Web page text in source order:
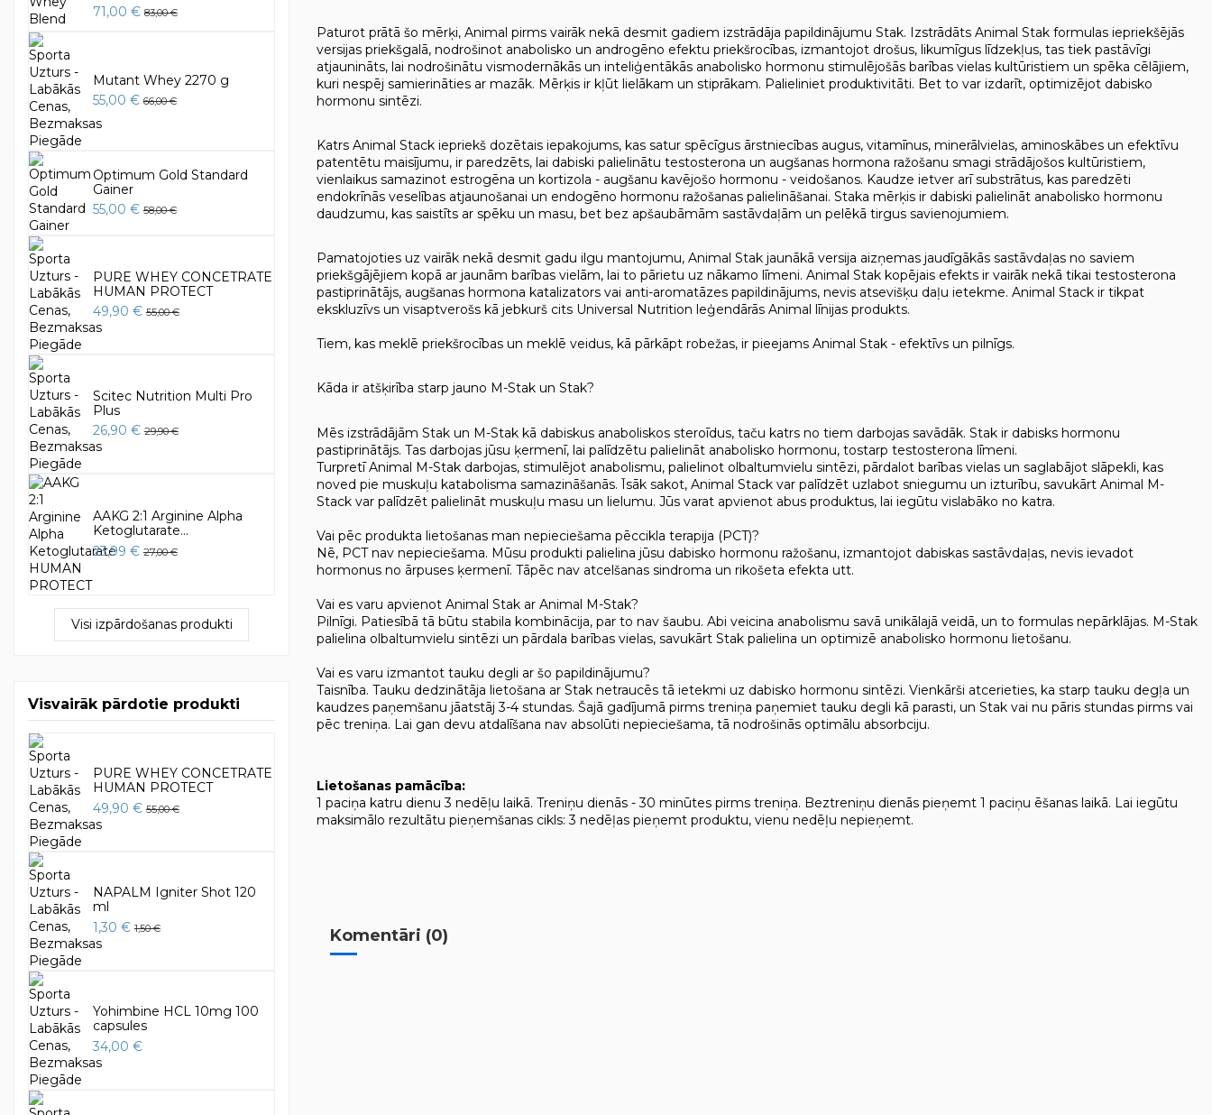
Paturot prātā šo mērķi, Animal pirms vairāk nekā desmit gadiem izstrādāja papildinājumu Stak. Izstrādāts Animal Stak formulas iepriekšējās
versijas priekšgalā, nodrošinot anabolisko un androgēno efektu priekšrocības, izmantojot drošus, likumīgus līdzekļus, tas tiek pastāvīgi
atjaunināts, lai nodrošinātu vismodernākās un inteliģentākās anabolisko hormonu stimulējošās barības vielas kultūristiem un spēka cēlājiem,
kuri nespēj samierināties ar mazāk. Mērķis ir kļūt lielākam un stiprākam. Palieliniet produktivitāti. Bet to var izdarīt, optimizējot dabisko
hormonu sintēzi.
Katrs Animal Stack iepriekš dozētais iepakojums, kas satur spēcīgus ārstniecības augus, vitamīnus, minerālvielas, aminoskābes un efektīvu
patentētu maisījumu, ir paredzēts, lai dabiski palielinātu testosterona un augšanas hormona ražošanu smagi strādājošos kultūristiem,
vienlaikus samazinot estrogēna un kortizola - augšanu kavējošo hormonu - veidošanos. Kaudze ietver arī substrātus, kas paredzēti
endokrīnās veselības atjaunošanai un endogēno hormonu ražošanas palielināšanai. Staka mērķis ir dabiski palielināt anabolisko hormonu
daudzumu, kas saistīts ar spēku un masu, bet bez apšaubāmām sastāvdaļām un pelēkā tirgus savienojumiem.
Pamatojoties uz vairāk nekā desmit gadu ilgu mantojumu, Animal Stak jaunākā versija aizņemas jaudīgākās sastāvdaļas no saviem
priekšgājējiem kopā ar jaunām barības vielām, lai to pārietu uz nākamo līmeni. Animal Stak kopējais efekts ir vairāk nekā tikai testosterona
pastiprinātājs, augšanas hormona katalizators vai anti-aromatāzes papildinājums, nevis atsevišķu daļu ietekme. Animal Stack ir tikpat
ekskluzīvs un visaptverošs kā jebkurš cits Universal Nutrition leģendārās Animal līnijas produkts.
Tiem, kas meklē priekšrocības un meklē veidus, kā pārkāpt robežas, ir pieejams Animal Stak - efektīvs un pilnīgs.
Kāda ir atšķirība starp jauno M-Stak un Stak?
Mēs izstrādājām Stak un M-Stak kā dabiskus anaboliskos steroīdus, taču katrs no tiem darbojas savādāk. Stak ir dabisks hormonu
pastiprinātājs. Tas darbojas jūsu ķermenī, lai palīdzētu palielināt anabolisko hormonu, tostarp testosterona līmeni.
Turpretī Animal M-Stak darbojas, stimulējot anabolismu, palielinot olbaltumvielu sintēzi, pārdalot barības vielas un saglabājot slāpekli, kas
noved pie muskuļu katabolisma samazināšanās. Īsāk sakot, Animal Stack var palīdzēt uzlabot sniegumu un izturību, savukārt Animal M-
Stack var palīdzēt palielināt muskuļu masu un lielumu. Jūs varat apvienot abus produktus, lai iegūtu vislabāko no katra.
Vai pēc produkta lietošanas man nepieciešama pēccikla terapija (PCT)?
Nē, PCT nav nepieciešama. Mūsu produkti palielina jūsu dabisko hormonu ražošanu, izmantojot dabiskas sastāvdaļas, nevis ievadot
hormonus no ārpuses ķermenī. Tāpēc nav atcelšanas sindroma un rikošeta efekta utt.
Vai es varu apvienot Animal Stak ar Animal M-Stak?
Pilnīgi. Patiesībā tā būtu stabila kombinācija, par to nav šaubu. Abi veicina anabolismu savā unikālajā veidā, un to formulas nepārklājas. M-Stak
palielina olbaltumvielu sintēzi un pārdala barības vielas, savukārt Stak palielina un optimizē anabolisko hormonu lietošanu.
Vai es varu izmantot tauku degli ar šo papildinājumu?
Taisnība. Tauku dedzinātāja lietošana ar Stak netraucēs tā ietekmi uz dabisko hormonu sintēzi. Vienkārši atcerieties, ka starp tauku degļa un
kaudzes paņemšanu jāatstāj 3-4 stundas. Šajā gadījumā pirms treniņa paņemiet tauku degli kā parasti, un Stak vai nu pāris stundas pirms vai
pēc treniņa. Lai gan devu atdalīšana nav absolūti nepieciešama, tā nodrošinās optimālu absorbciju.
Lietošanas pamācība:
1 paciņa katru dienu 3 nedēļu laikā. Treniņu dienās - 30 minūtes pirms treniņa. Beztreniņu dienās pieņemt 1 paciņu ēšanas laikā. Lai iegūtu
maksimālo rezultātu pieņemšanas cikls: 3 nedēļas pieņemt produktu, vienu nedēļu nepieņemt.
Komentāri (0)
71,00 € 83,00 €
Mutant Whey 2270 g
55,00 € 66,00 €
Optimum Gold Standard
Gainer
55,00 € 58,00 €
PURE WHEY CONCETRATE
HUMAN PROTECT
49,90 € 55,00 €
Scitec Nutrition Multi Pro
Plus
26,90 € 29,90 €
AAKG 2:1 Arginine Alpha
Ketoglutarate...
23,99 € 27,00 €
Visi izpārdošanas produkti
Visvairāk pārdotie produkti
PURE WHEY CONCETRATE
HUMAN PROTECT
49,90 € 55,00 €
NAPALM Igniter Shot 120
ml
1,30 € 1,50 €
Yohimbine HCL 10mg 100
capsules
34,00 €